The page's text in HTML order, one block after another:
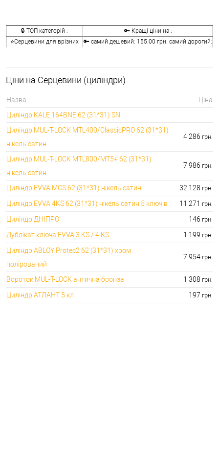
🔒 ТОП категорій :
🔑 Кращі ціни на :
⭐Серцевини для врізних
🔑 самий дешевий: 155.00 грн. самий дорогий:
🔑 самий дешевий: 133.00 грн. самий дорогий:
🔐Аксесуари для серцевин:
🔑 самий дешевий: 30.00 грн. самий дорогий:
Ціни на Серцевини (циліндри)
Назва
Ціна
Циліндр KALE 164BNE 62 (31*31) SN
Циліндр MUL-T-LOCK MTL400/ClassicPRO 62 (31*31)
нікель сатин
4 286 грн.
Циліндр MUL-T-LOCK MTL800/MT5+ 62 (31*31)
нікель сатин
7 986 грн.
Циліндр EVVA MCS 62 (31*31) нікель сатин 32 128 грн.
Циліндр EVVA 4KS 62 (31*31) нікель сатин 5 ключів 11 271 грн.
Циліндр ДНІПРО 146 грн.
Дублікат ключа EVVA 3 KS / 4 KS 1 199 грн.
Циліндр ABLOY Protec2 62 (31*31) хром
полірований
7 954 грн.
Вороток MUL-T-LOCK антична бронза 1 308 грн.
Циліндр АТЛАНТ 5 кл 197 грн.